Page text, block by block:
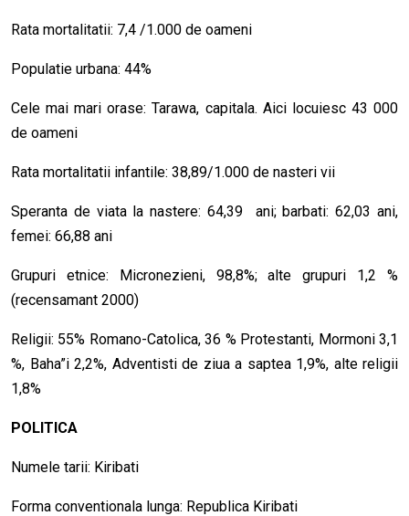
Rata mortalitatii: 7,4 /1.000 de oameni
Populatie urbana: 44%
Cele mai mari orase: Tarawa, capitala. Aici locuiesc 43 000
de oameni
Rata mortalitatii infantile: 38,89/1.000 de nasteri vii
Speranta de viata la nastere: 64,39 ani; barbati: 62,03 ani,
femei: 66,88 ani
Grupuri etnice: Micronezieni, 98,8%; alte grupuri 1,2 %
(recensamant 2000)
Religii: 55% Romano-Catolica, 36 % Protestanti, Mormoni 3,1
%, Baha”i 2,2%, Adventisti de ziua a saptea 1,9%, alte religii
1,8%
POLITICA
Numele tarii: Kiribati
Forma conventionala lunga: Republica Kiribati